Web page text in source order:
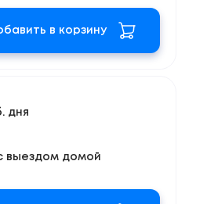
в корзину
дня
выездом домой